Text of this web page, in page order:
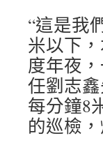
“這是我
米以下
度年夜
任劉志
每分鐘8
的巡檢